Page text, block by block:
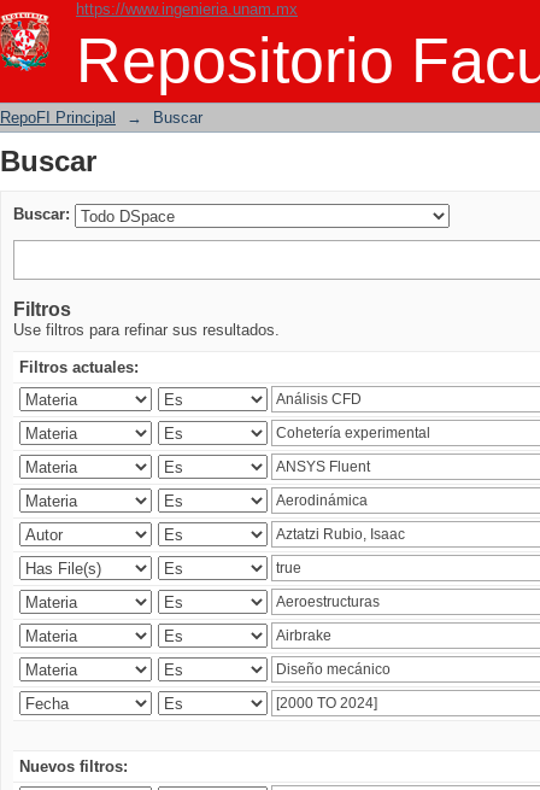
https://www.ingenieria.unam.mx
Repositorio
Buscar
RepoFI Principal → Buscar
Buscar
Buscar:
Filtros
Use filtros para refinar sus resultados.
Filtros actuales:
Nuevos filtros: